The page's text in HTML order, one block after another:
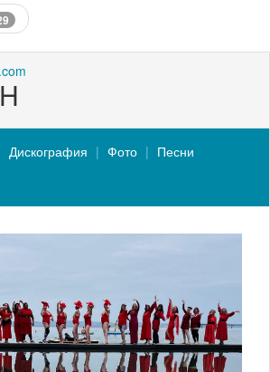
Дискография Фото
Песни